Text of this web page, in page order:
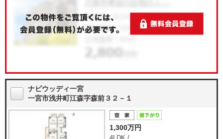
ナビウッディ一宮
一宮市浅井町江森字森前３２－１
1,300万円